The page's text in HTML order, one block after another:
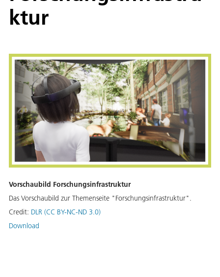
ktur
Vorschaubild Forschungsinfrastruktur
Das Vorschaubild zur Themenseite "Forschungsinfrastruktur".
Credit: DLR (CC BY-NC-ND 3.0)
Download